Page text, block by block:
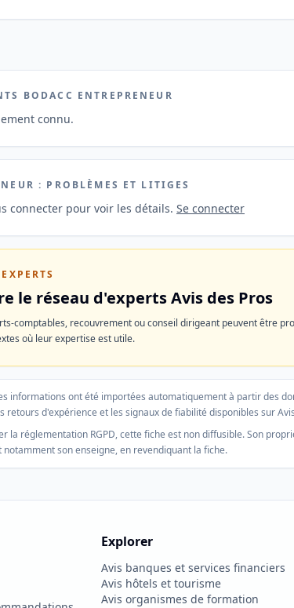
BODACC ENTREPRENEUR
connu.
: PROBLÈMES ET LITIGES
connecter pour voir les détails. Se connecter
le réseau d'experts Avis des Pros
comptables, recouvrement ou conseil dirigeant peuvent être
où leur expertise est utile.
informations ont été importées automatiquement à partir des
retours d'expérience et les signaux de fiabilité disponibles sur
la réglementation RGPD, cette fiche est non diffusible. Son
son enseigne, en revendiquant la fiche.
Explorer
Avis banques et services financiers
Avis hôtels et tourisme
Avis organismes de formation